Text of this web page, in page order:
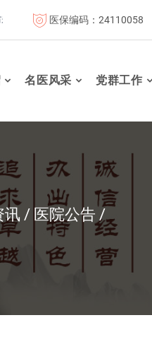
医疗机构 “百业千行齐拥
医保编码：24110058
名医风采 党群工作
讯 医院公告